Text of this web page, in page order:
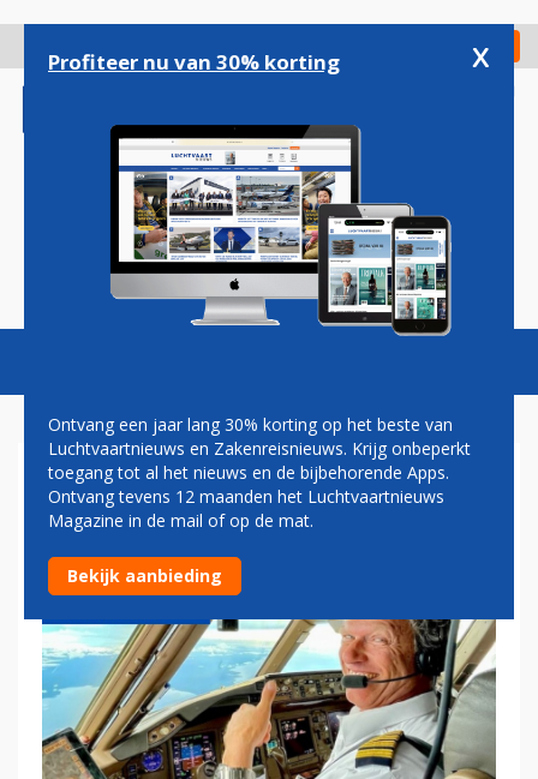
gaan
Check in
Magazine Podcasts Vacatures
WAT WENNINK WEGLAAT
Profiteer nu van 30% korting x
Ontvang een jaar lang 30% korting op het beste van
Luchtvaartnieuws en Zakenreisnieuws. Krijg onbeperkt
toegang tot al het nieuws en de bijbehorende Apps.
Ontvang tevens 12 maanden het Luchtvaartnieuws
Magazine in de mail of op de mat.
Bekijk aanbieding